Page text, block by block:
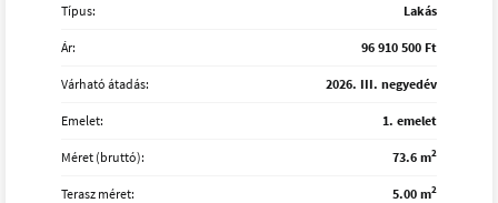
Típus: Lakás
Ár: 96 910 500 Ft
Várható átadás: 2026. III. negyedév
Emelet: 1. emelet
Méret (bruttó): 73.6 m2
Terasz méret: 5.00 m2